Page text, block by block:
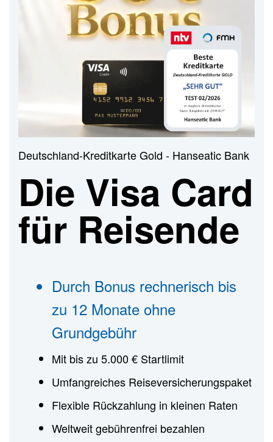
Deutschland-Kreditkarte Gold - Hanseatic Bank
Die Visa Card
für Reisende
Durch Bonus rechnerisch bis
zu 12 Monate ohne
Grundgebühr
Mit bis zu 5.000 € Startlimit
Umfangreiches Reiseversicherungspaket
Flexible Rückzahlung in kleinen Raten
Weltweit gebührenfrei bezahlen